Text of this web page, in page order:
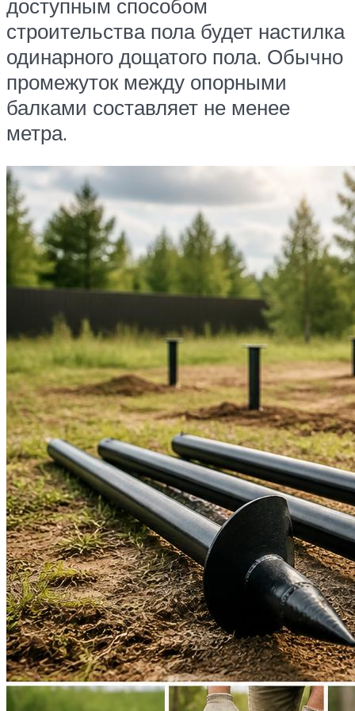
доступным способом
строительства пола будет настилка
одинарного дощатого пола. Обычно
промежуток между опорными
балками составляет не менее
метра.